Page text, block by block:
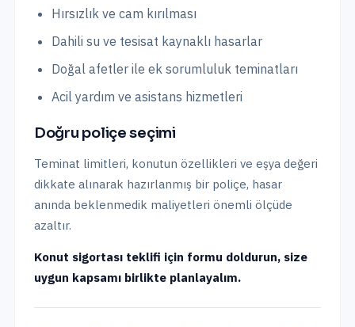
Hırsızlık ve cam kırılması
Dahili su ve tesisat kaynaklı hasarlar
Doğal afetler ile ek sorumluluk teminatları
Acil yardım ve asistans hizmetleri
Doğru poliçe seçimi
Teminat limitleri, konutun özellikleri ve eşya değeri
dikkate alınarak hazırlanmış bir poliçe, hasar
anında beklenmedik maliyetleri önemli ölçüde
azaltır.
Konut sigortası teklifi için formu doldurun, size
uygun kapsamı birlikte planlayalım.